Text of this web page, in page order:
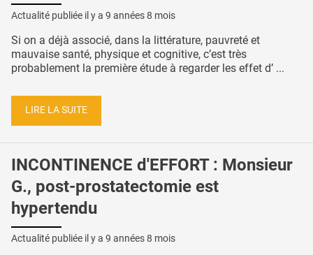
Actualité publiée il y a 9 années 8 mois
Si on a déjà associé, dans la littérature, pauvreté et
mauvaise santé, physique et cognitive, c’est très
probablement la première étude à regarder les effet d’ ...
LIRE LA SUITE
INCONTINENCE d'EFFORT : Monsieur
G., post-prostatectomie est
hypertendu
Actualité publiée il y a 9 années 8 mois